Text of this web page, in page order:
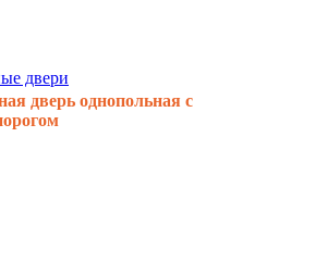
двери
дверь однопольная с